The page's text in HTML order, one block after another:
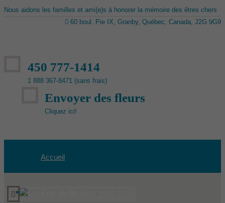
Nous aidons les familles et ami(e)s à honorer la mémoire des êtres chers
60 boul. Pie IX, Granby, Québec, Canada, J2G 9G9
450 777-1414
1 888 367-8471 (sans frais)
Envoyer des fleurs
Cliquez ici!
Accueil